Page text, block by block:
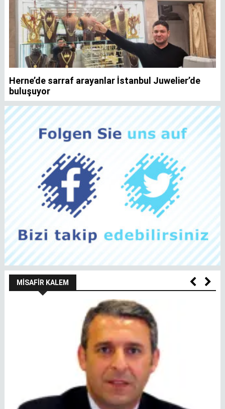
Herne’de sarraf arayanlar İstanbul Juwelier’de
buluşuyor
MISAFIR KALEM